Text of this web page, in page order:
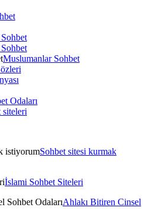
Muslumanlar Sohbet
Odaları
siteleri
Sohbet sitesi kurmak
İslami Sohbet Siteleri
Ahlakı Bitiren Cinsel